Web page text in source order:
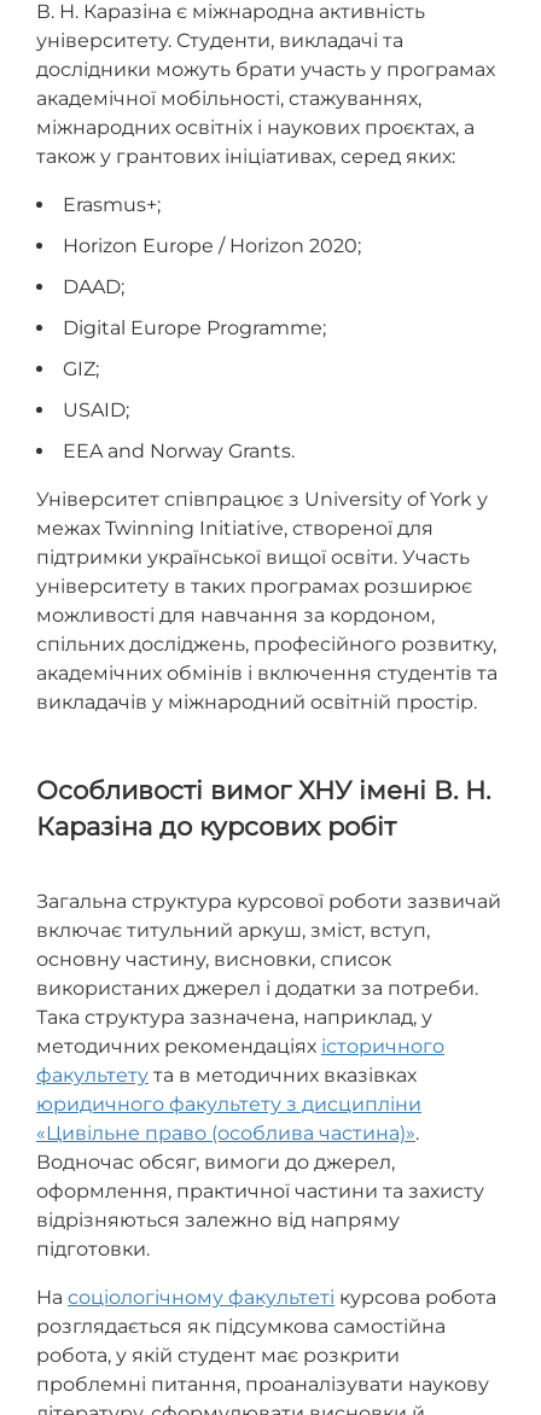
В. Н. Каразіна є міжнародна активність
університету. Студенти, викладачі та
дослідники можуть брати участь у програмах
академічної мобільності, стажуваннях,
міжнародних освітніх і наукових проєктах, а
також у грантових ініціативах, серед яких:
Erasmus+;
Horizon Europe / Horizon 2020;
DAAD;
Digital Europe Programme;
GIZ;
USAID;
EEA and Norway Grants.
Університет співпрацює з University of York у
межах Twinning Initiative, створеної для
підтримки української вищої освіти. Участь
університету в таких програмах розширює
можливості для навчання за кордоном,
спільних досліджень, професійного розвитку,
академічних обмінів і включення студентів та
викладачів у міжнародний освітній простір.
Особливості вимог ХНУ імені В. Н.
Каразіна до курсових робіт
Загальна структура курсової роботи зазвичай
включає титульний аркуш, зміст, вступ,
основну частину, висновки, список
використаних джерел і додатки за потреби.
Така структура зазначена, наприклад, у
методичних рекомендаціях історичного
факультету та в методичних вказівках
юридичного факультету з дисципліни
«Цивільне право (особлива частина)».
Водночас обсяг, вимоги до джерел,
оформлення, практичної частини та захисту
відрізняються залежно від напряму
підготовки.
На соціологічному факультеті курсова робота
розглядається як підсумкова самостійна
робота, у якій студент має розкрити
проблемні питання, проаналізувати наукову